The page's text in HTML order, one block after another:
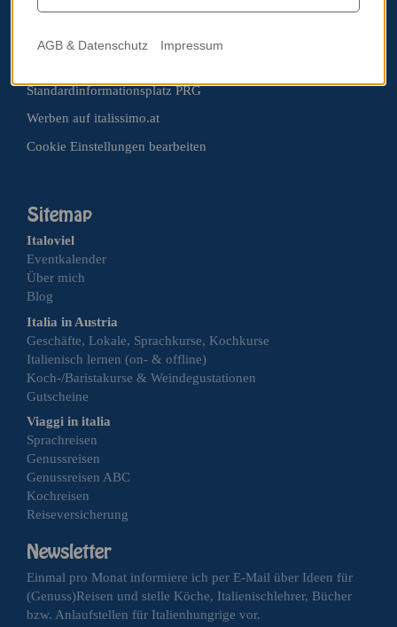
3400 Klosterneuburg
Standardinformationsplatz PRG
Werben auf italissimo.at
Cookie Einstellungen bearbeiten
Italoviel
Eventkalender
Über mich
Blog
Italia in Austria
Geschäfte, Lokale, Sprachkurse, Kochkurse
Italienisch lernen (on- & offline)
Koch-/Baristakurse & Weindegustationen
Gutscheine
Viaggi in italia
Sprachreisen
Genussreisen
Genussreisen ABC
Kochreisen
Reiseversicherung
Einmal pro Monat informiere ich per E-Mail über Ideen für
(Genuss)Reisen und stelle Köche, Italienischlehrer, Bücher
bzw. Anlaufstellen für Italienhungrige vor.
AGB & Datenschutz Impressum